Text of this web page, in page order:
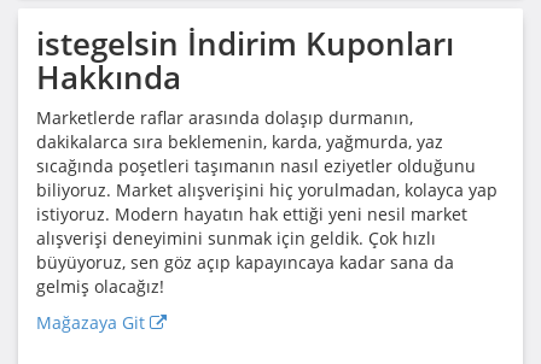
istegelsin İndirim Kuponları
Hakkında
Marketlerde raflar arasında dolaşıp durmanın,
dakikalarca sıra beklemenin, karda, yağmurda, yaz
sıcağında poşetleri taşımanın nasıl eziyetler olduğunu
biliyoruz. Market alışverişini hiç yorulmadan, kolayca yap
istiyoruz. Modern hayatın hak ettiği yeni nesil market
alışverişi deneyimini sunmak için geldik. Çok hızlı
büyüyoruz, sen göz açıp kapayıncaya kadar sana da
gelmiş olacağız!
Mağazaya Git